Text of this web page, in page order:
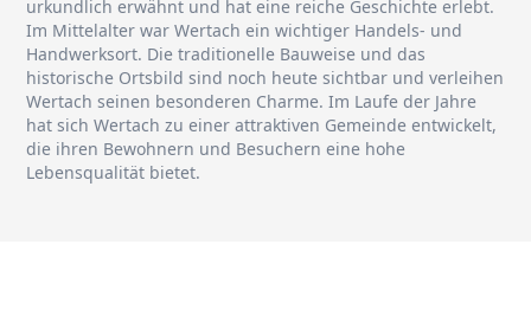
urkundlich erwähnt und hat eine reiche Geschichte erlebt.
Im Mittelalter war Wertach ein wichtiger Handels- und
Handwerksort. Die traditionelle Bauweise und das
historische Ortsbild sind noch heute sichtbar und verleihen
Wertach seinen besonderen Charme. Im Laufe der Jahre
hat sich Wertach zu einer attraktiven Gemeinde entwickelt,
die ihren Bewohnern und Besuchern eine hohe
Lebensqualität bietet.